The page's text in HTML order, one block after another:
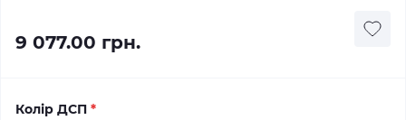
9 077.00 грн.
Колір ДСП *